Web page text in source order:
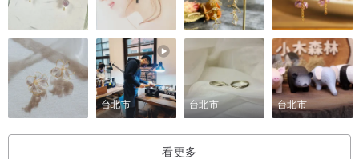
台北市 台北市 台北市
看更多